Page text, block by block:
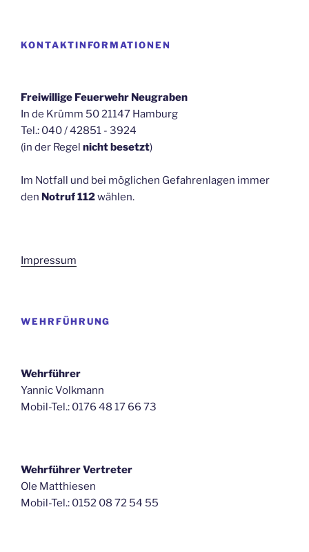
KONTAKTINFORMATIONEN
Freiwillige Feuerwehr Neugraben
In de Krümm 50 21147 Hamburg
Tel.: 040 / 42851 - 3924
(in der Regel nicht besetzt)
Im Notfall und bei möglichen Gefahrenlagen immer
den Notruf 112wählen.
Impressum
WEHRFÜHRUNG
Wehrführer
Yannic Volkmann
Mobil-Tel.: 0176 48 17 66 73
Wehrführer Vertreter
Ole Matthiesen
Mobil-Tel.: 0152 08 72 54 55